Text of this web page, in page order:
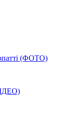
(ФОТО)